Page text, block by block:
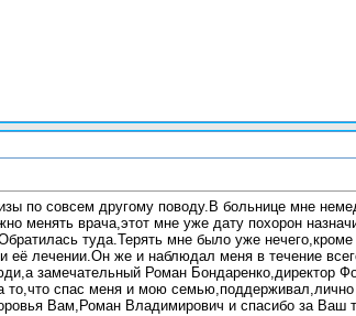
по совсем другому поводу.В больнице мне
менять врача,этот мне уже дату похорон
туда.Терять мне было уже
её лечении.Он же и наблюдал меня в течение
замечательный Роман Бондаренко,директор
то,что спас меня и мою
Вам,Роман Владимирович и спасибо за Ваш